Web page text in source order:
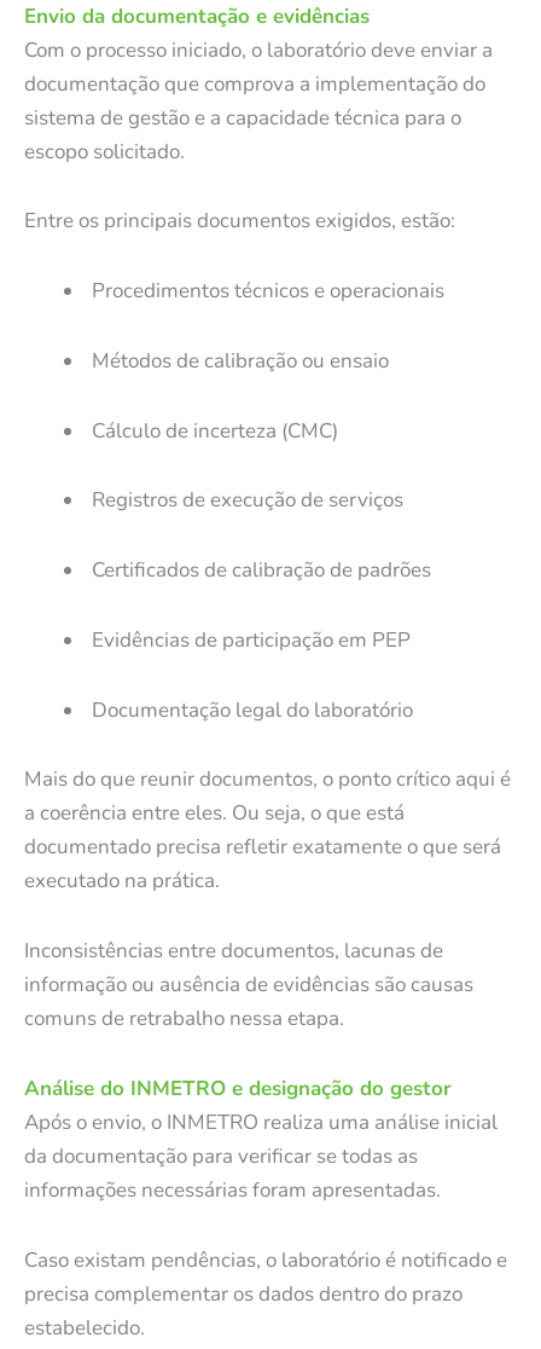
Envio da documentação e evidências
Com o processo iniciado, o laboratório deve enviar a
documentação que comprova a implementação do
sistema de gestão e a capacidade técnica para o
escopo solicitado.
Entre os principais documentos exigidos, estão:
Procedimentos técnicos e operacionais
Métodos de calibração ou ensaio
Cálculo de incerteza (CMC)
Registros de execução de serviços
Certificados de calibração de padrões
Evidências de participação em PEP
Documentação legal do laboratório
Mais do que reunir documentos, o ponto crítico aqui é
a coerência entre eles. Ou seja, o que está
documentado precisa refletir exatamente o que será
executado na prática.
Inconsistências entre documentos, lacunas de
informação ou ausência de evidências são causas
comuns de retrabalho nessa etapa.
Análise do INMETRO e designação do gestor
Após o envio, o INMETRO realiza uma análise inicial
da documentação para verificar se todas as
informações necessárias foram apresentadas.
Caso existam pendências, o laboratório é notificado e
precisa complementar os dados dentro do prazo
estabelecido.